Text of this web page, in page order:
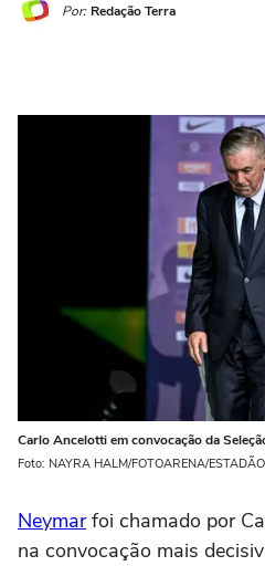
Por: Redação Terra
Carlo Ancelotti em convocação da
Foto: NAYRA HALM/FOTOARENA/
Neymarfoi chamado por
na convocação mais